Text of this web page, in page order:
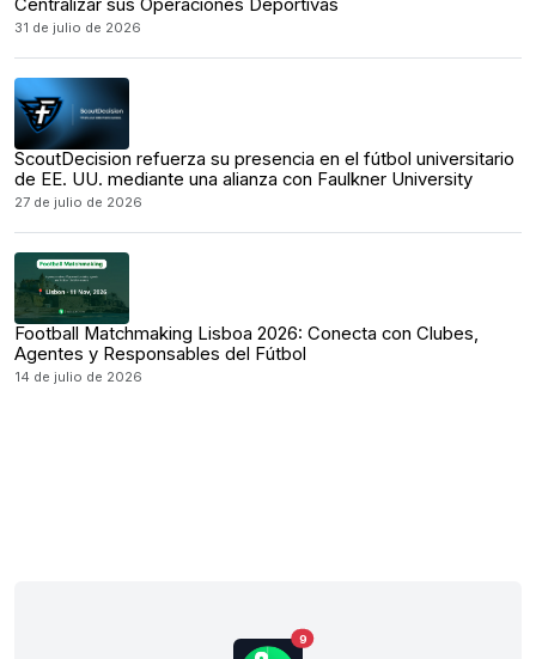
Centralizar sus Operaciones Deportivas
31 de julio de 2026
ScoutDecision refuerza su presencia en el fútbol universitario
de EE. UU. mediante una alianza con Faulkner University
27 de julio de 2026
Football Matchmaking Lisboa 2026: Conecta con Clubes,
Agentes y Responsables del Fútbol
14 de julio de 2026
9